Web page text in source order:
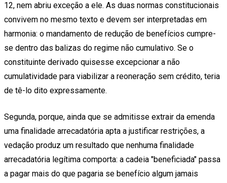
12, nem abriu exceção a ele. As duas normas constitucionais
convivem no mesmo texto e devem ser interpretadas em
harmonia: o mandamento de redução de benefícios cumpre-
se dentro das balizas do regime não cumulativo. Se o
constituinte derivado quisesse excepcionar a não
cumulatividade para viabilizar a reoneração sem crédito, teria
de tê-lo dito expressamente.
Segunda, porque, ainda que se admitisse extrair da emenda
uma finalidade arrecadatória apta a justificar restrições, a
vedação produz um resultado que nenhuma finalidade
arrecadatória legítima comporta: a cadeia "beneficiada" passa
a pagar mais do que pagaria se benefício algum jamais